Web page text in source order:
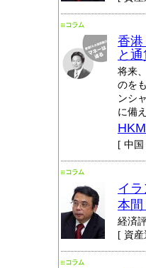
香
と
将来
のを
ンシ
に備
[ 中
イ
本間
経済
[ 資